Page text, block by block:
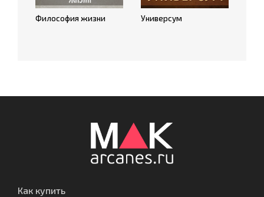
Философия жизни Универсум
Как купить